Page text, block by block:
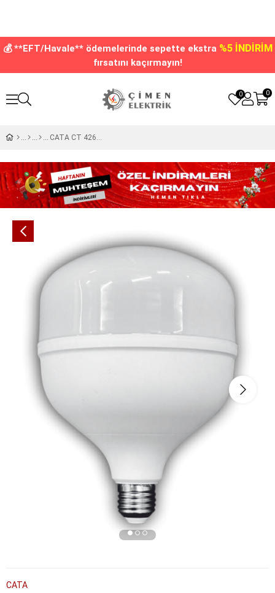
💰 **EFT/Havale** ödemelerinde sepette ekstra %5 İNDİRİM
fırsatını kaçırmayın!
0
0
CATA CT 4262 Led Ampul 55W 6400K Beyaz Işık E27 Duy
CATA